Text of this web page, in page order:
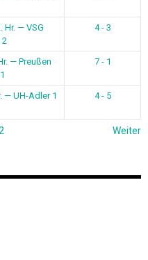
Hr. — VSG
2
4 - 3
— Preußen
7 - 1
— UH-Adler 1 4 - 5
Weiter